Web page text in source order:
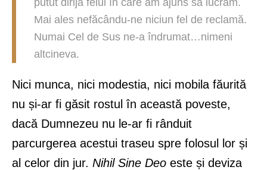
Mai ales nefăcându-ne niciun fel de reclamă.
Numai Cel de Sus ne-a îndrumat…nimeni
altcineva.
Nici munca, nici modestia, nici mobila făurită
nu și-ar fi găsit rostul în această poveste,
dacă Dumnezeu nu le-ar fi rânduit
parcurgerea acestui traseu spre folosul lor și
al celor din jur. Nihil Sine Deo este și deviza